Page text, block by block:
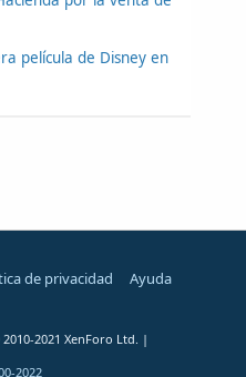
película de Disney en
de privacidad
Ayuda
2021 XenForo Ltd. |
2022